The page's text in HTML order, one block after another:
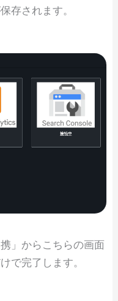
存されます。
」からこちらの画面
で完了します。